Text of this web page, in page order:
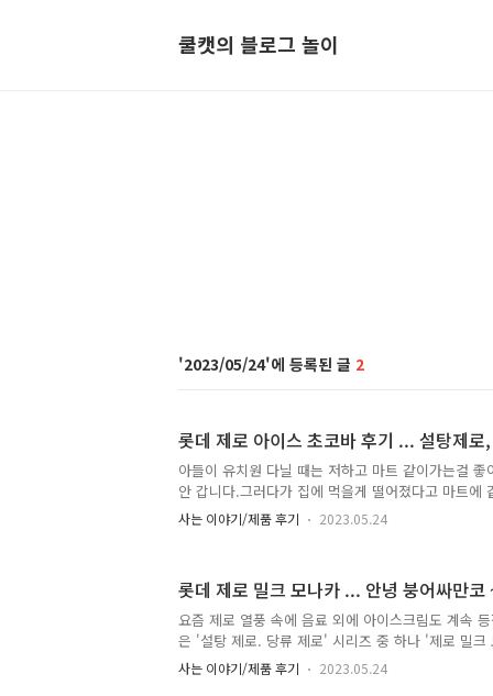
쿨캣의 블로그 놀이
2023/05/24 2
롯데 제로 아이스 초코바 후기 ... 설탕제로
아들이 유치원 다닐 때는 저하고 마트 같이가는걸 좋
안 갑니다.그러다가 집에 먹을게 떨어졌다고 마트에
한 가지바로...바로 '설탕제로. 당류제로 ZERO제로
ZERO 인가요 ? 뭔가 다른 이름있는게 좋겠습니다
아이스크림은 완전 제로로 만들기는 힘들겠죠. 감미
깐 알아보는 감미료 유해성...https://
로 음료 유해성 논란 ... 아직 위험성 확인..
사는 이야기/제품 후기 2023.05.24
롯데 제로 밀크 모나카 ... 안녕 붕어싸만코
요즘 제로 열풍 속에 음료 외에 아이스크림도 계속
은 '설탕 제로. 당류 제로' 시리즈 중 하나 '제로 밀
로는 다른 회사에서 제작했지만)에서 나온 제로류는
고 사왔습니다.(그래도 처음이니 한개
사는 이야기/제품 후기 2023.05.24